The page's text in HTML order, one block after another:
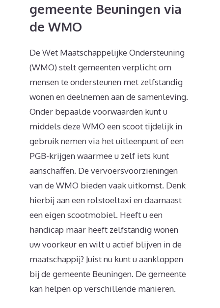
gemeente Beuningen via
de WMO
De Wet Maatschappelijke Ondersteuning
(WMO) stelt gemeenten verplicht om
mensen te ondersteunen met zelfstandig
wonen en deelnemen aan de samenleving.
Onder bepaalde voorwaarden kunt u
middels deze WMO een scoot tijdelijk in
gebruik nemen via het uitleenpunt of een
PGB-krijgen waarmee u zelf iets kunt
aanschaffen. De vervoersvoorzieningen
van de WMO bieden vaak uitkomst. Denk
hierbij aan een rolstoeltaxi en daarnaast
een eigen scootmobiel. Heeft u een
handicap maar heeft zelfstandig wonen
uw voorkeur en wilt u actief blijven in de
maatschappij? Juist nu kunt u aankloppen
bij de gemeente Beuningen. De gemeente
kan helpen op verschillende manieren.